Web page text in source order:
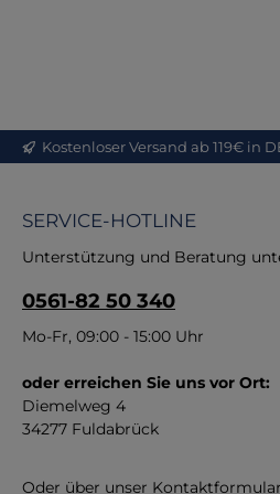
Kostenloser Versand ab 119€ in
SERVICE-HOTLINE
Unterstützung und Beratung
0561-82 50 340
Mo-Fr, 09:00 - 15:00 Uhr
oder erreichen Sie uns vor Ort:
Diemelweg 4
34277 Fuldabrück
Oder über unser Kontaktformular